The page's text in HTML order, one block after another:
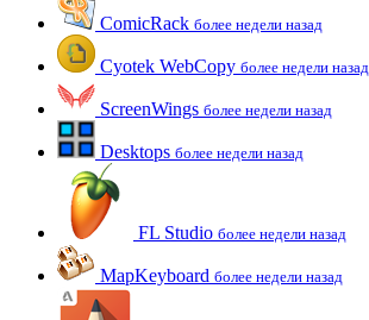
ComicRack более недели назад
Cyotek WebCopy более недели назад
ScreenWings более недели назад
Desktops более недели назад
FL Studio более недели назад
MapKeyboard более недели назад